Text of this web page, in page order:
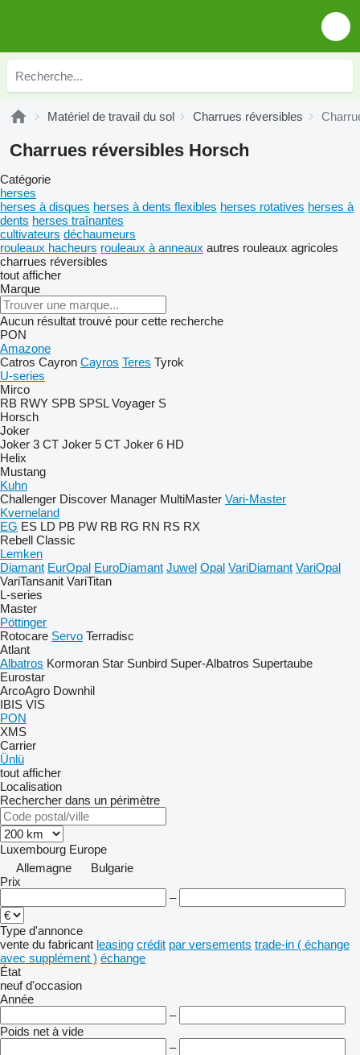
Matériel de travail du sol Charrues réversibles
Charrues réversibles Horsch
Catégorie
herses
herses à disques herses à dents flexibles herses rotatives herses à
dents herses traînantes
cultivateurs déchaumeurs
rouleaux hacheurs rouleaux à anneaux autres rouleaux agricoles
charrues réversibles
tout afficher
Marque
Aucun résultat trouvé pour cette recherche
PON
Amazone
Catros Cayron Cayros Teres Tyrok
U-series
Mirco
RB RWY SPB SPSL Voyager S
Horsch
Joker
Joker 3 CT Joker 5 CT Joker 6 HD
Helix
Mustang
Kuhn
Challenger Discover Manager MultiMaster Vari-Master
Kverneland
EG ES LD PB PW RB RG RN RS RX
Rebell Classic
Lemken
Diamant EurOpal EuroDiamant Juwel Opal VariDiamant VariOpal
VariTansanit VariTitan
L-series
Master
Pöttinger
Rotocare Servo Terradisc
Atlant
Albatros Kormoran Star Sunbird Super-Albatros Supertaube
Eurostar
ArcoAgro Downhil
IBIS VIS
PON
XMS
Carrier
Ünlü
tout afficher
Localisation
Rechercher dans un périmètre
Luxembourg Europe
Allemagne
Bulgarie
Prix
–
Type d'annonce
vente du fabricant leasing crédit par versements trade-in ( échange
avec supplément ) échange
État
neuf d'occasion
Année
–
Poids net à vide
–